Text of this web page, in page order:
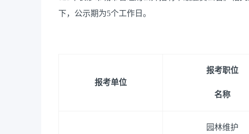
下， 公示期为5个工作日 。
报考单位
报考职位
名称
园林维护